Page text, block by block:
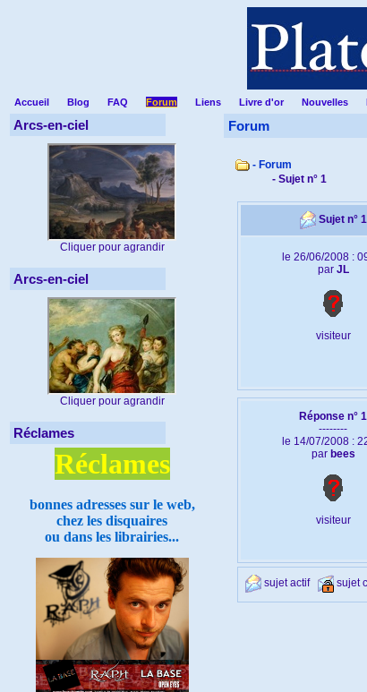
Accueil Blog FAQ Forum Liens Livre d'or Nouvelles
Arcs-en-ciel
Cliquer pour agrandir
Arcs-en-ciel
Cliquer pour agrandir
Réclames
Réclames
bonnes adresses sur le web,
chez les disquaires
ou dans les librairies...
Forum
- Forum
- Sujet n° 1
Sujet n° 1
le 26/06/2008 :
par JL
visiteur
Réponse n° 1
--------
le 14/07/2008 :
par bees
visiteur
sujet actif sujet